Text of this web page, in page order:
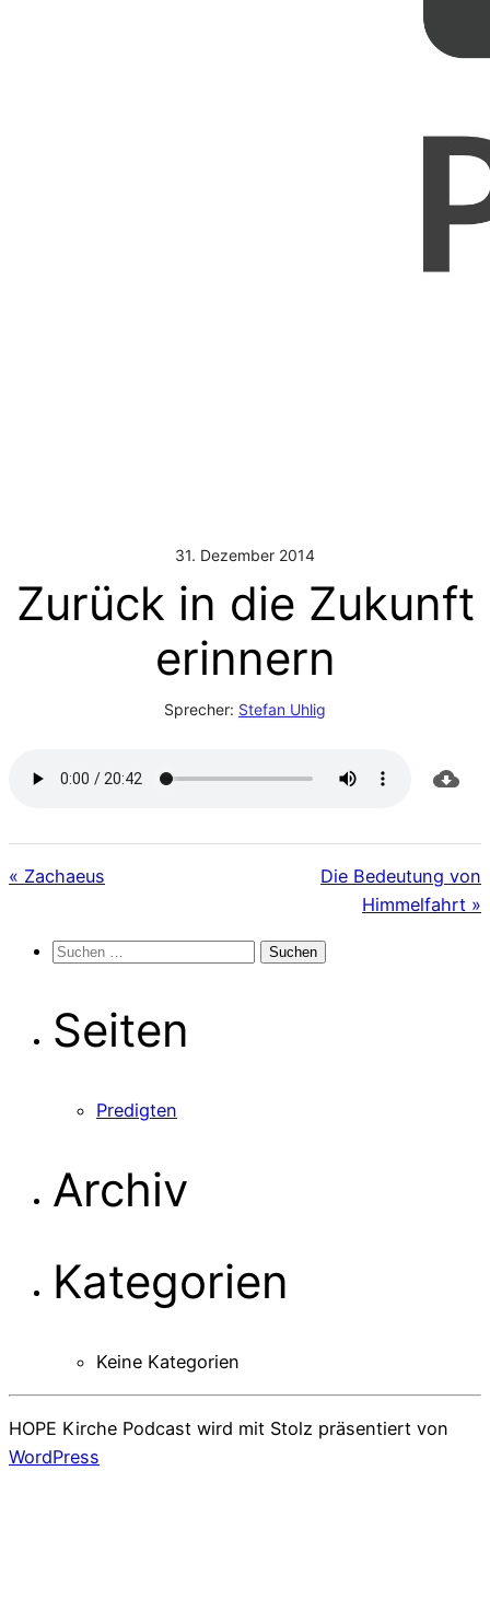
31. Dezember 2014
Zurück in die Zukunft
erinnern
Sprecher: Stefan Uhlig
« Zachaeus
Die Bedeutung von
Himmelfahrt »
Suchen
Seiten
Predigten
Archiv
Kategorien
Keine Kategorien
HOPE Kirche Podcast wird mit Stolz präsentiert von
WordPress